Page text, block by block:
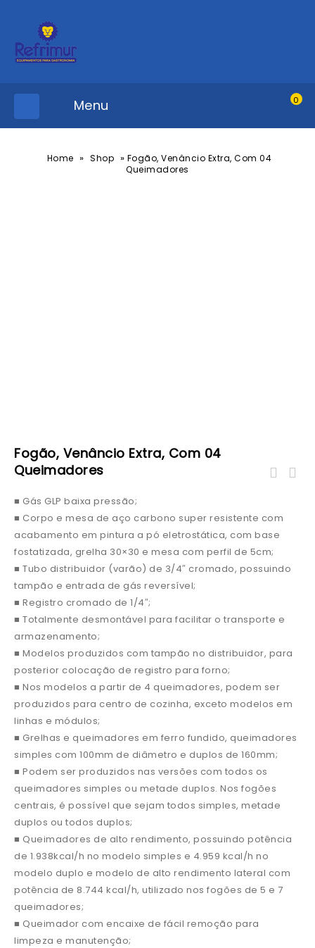
Menu 0
Home » Shop » Fogão, Venâncio Extra, Com 04
Queimadores
Fogão, Venâncio Extra, Com 04
Queimadores
■ Gás GLP baixa pressão;
■ Corpo e mesa de aço carbono super resistente com
acabamento em pintura a pó eletrostática, com base
fostatizada, grelha 30×30 e mesa com perfil de 5cm;
■ Tubo distribuidor (varão) de 3/4″ cromado, possuindo
tampão e entrada de gás reversível;
■ Registro cromado de 1/4″;
■ Totalmente desmontável para facilitar o transporte e
armazenamento;
■ Modelos produzidos com tampão no distribuidor, para
posterior colocação de registro para forno;
■ Nos modelos a partir de 4 queimadores, podem ser
produzidos para centro de cozinha, exceto modelos em
linhas e módulos;
■ Grelhas e queimadores em ferro fundido, queimadores
simples com 100mm de diâmetro e duplos de 160mm;
■ Podem ser produzidos nas versões com todos os
queimadores simples ou metade duplos. Nos fogões
centrais, é possível que sejam todos simples, metade
duplos ou todos duplos;
■ Queimadores de alto rendimento, possuindo potência
de 1.938kcal/h no modelo simples e 4.959 kcal/h no
modelo duplo e modelo de alto rendimento lateral com
potência de 8.744 kcal/h, utilizado nos fogões de 5 e 7
queimadores;
■ Queimador com encaixe de fácil remoção para
limpeza e manutenção;